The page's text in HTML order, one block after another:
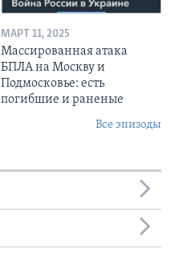
МАРТ 11, 2025
Массированная атака
БПЛА на Москву и
Подмосковье: есть
погибшие и раненые
Все эпизоды